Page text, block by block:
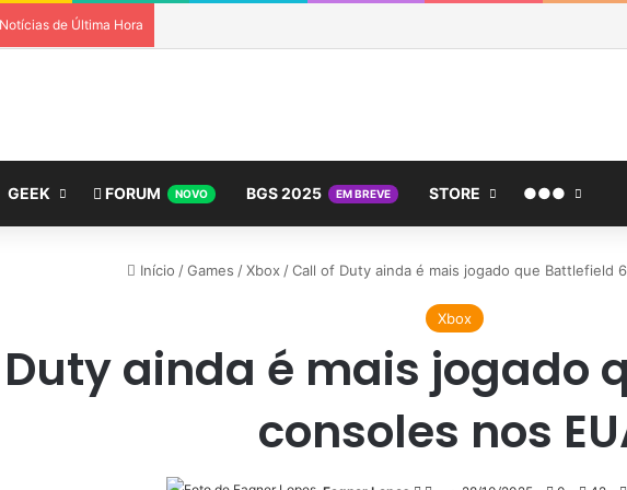
Notícias de Última Hora
GEEK FORUM NOVO BGS 2025 EM BREVE STORE ●●●
Início /Games /Xbox /Call of Duty ainda é mais jogado que Battlefield
Xbox
ainda é mais jogado
consoles nos